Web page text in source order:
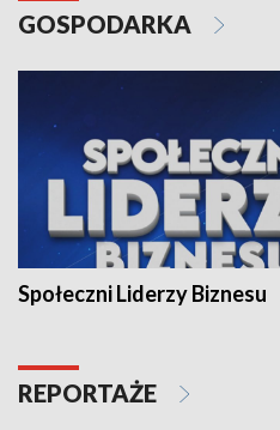
GOSPODARKA
Społeczni Liderzy Biznesu
REPORTAŻE